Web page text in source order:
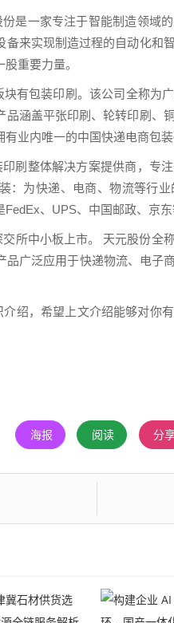
是一家专注于智能制造领域
来实现制造过程的自动化和
重要力量。
有包装印刷。该公司全称为
涵盖平张印刷、轮转印刷、
业内唯一的中国快递电商包装
刷整体解决方案提供商，专
：为快递、电商、物流等行
、UPS、中国邮政、京东
所中小板上市。 天元股份全
广泛应用于快递物流、电子
介绍，希望上文介绍能够对你
海报 阅读 分